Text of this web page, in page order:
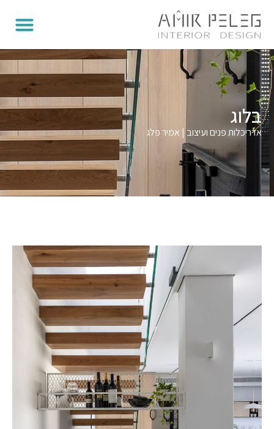
בלוג
אדריכלות פנים ועיצוב | אמיר פלג